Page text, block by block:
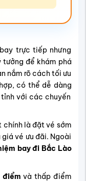
trực tiếp nhưng
tưởng để khám phá
nắm rõ cách tối ưu
có thể dễ dàng
với các chuyến
chính là đặt vé sớm
vé ưu đãi. Ngoài
bay đi Bắc Lào
điểm và thấp điểm